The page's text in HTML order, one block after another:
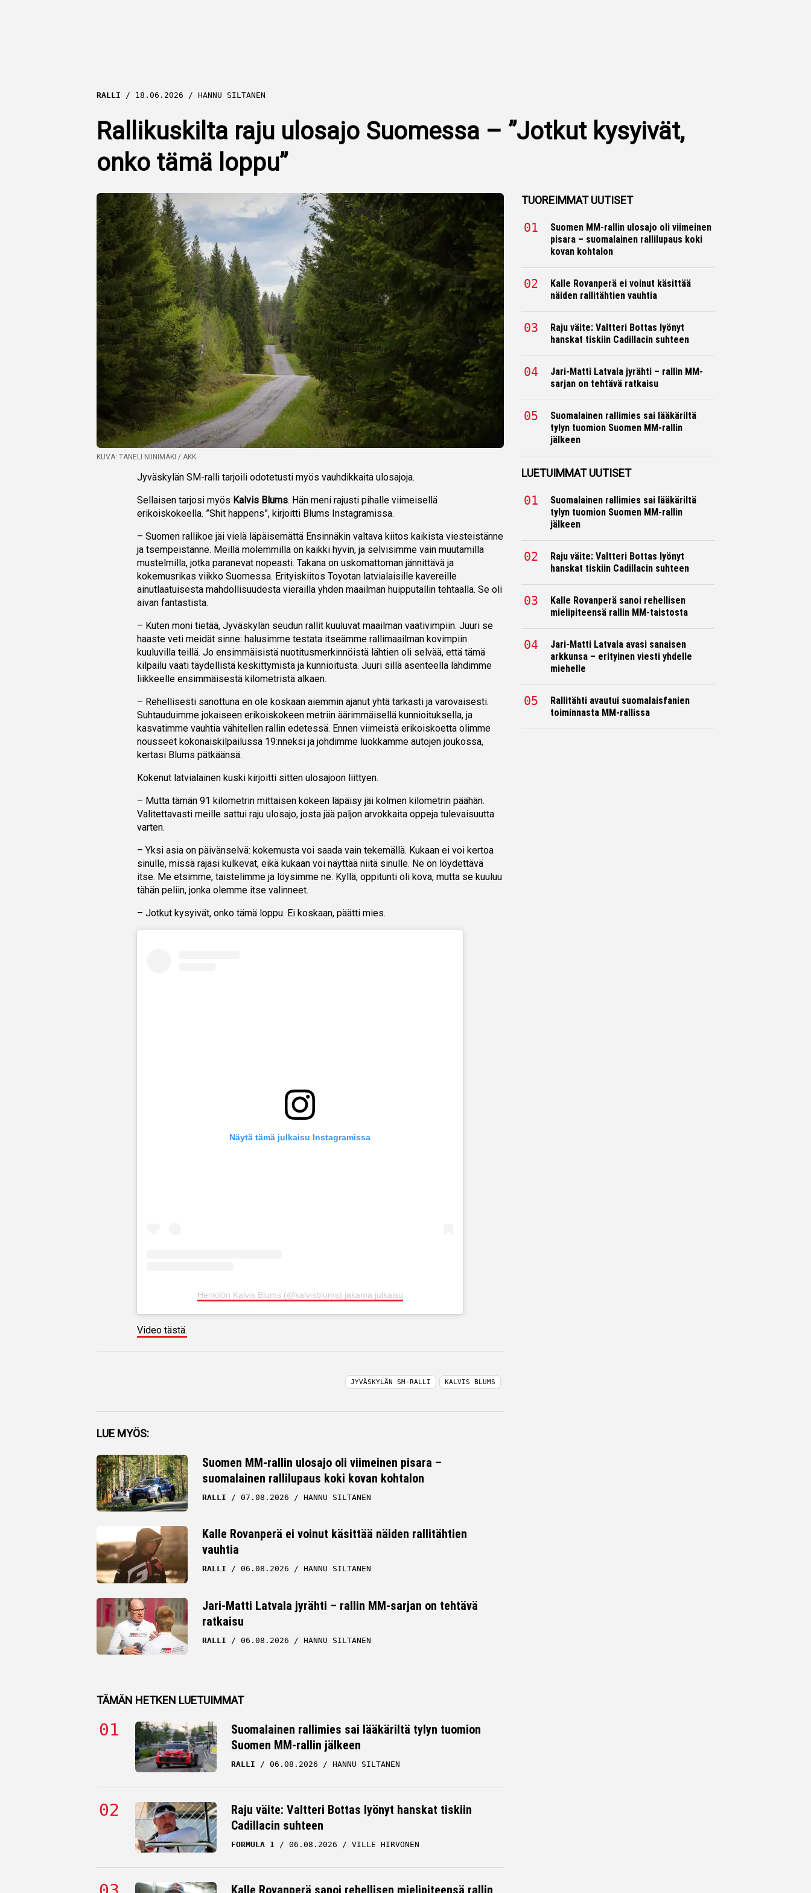
RALLI 18.06.2026 HANNU SILTANEN
Rallikuskilta raju ulosajo Suomessa – ”Jotkut kysyivät,
onko tämä loppu”
KUVA: TANELI NIINIMÄKI / AKK
Jyväskylän SM-ralli tarjoili odotetusti myös vauhdikkaita ulosajoja.
Sellaisen tarjosi myös Kalvis Blums. Hän meni rajusti pihalle viimeisellä
erikoiskokeella. ”Shit happens”, kirjoitti Blums Instagramissa.
– Suomen rallikoe jäi vielä läpäisemättä Ensinnäkin valtava kiitos kaikista viesteistänne
ja tsempeistänne. Meillä molemmilla on kaikki hyvin, ja selvisimme vain muutamilla
mustelmilla, jotka paranevat nopeasti. Takana on uskomattoman jännittävä ja
kokemusrikas viikko Suomessa. Erityiskiitos Toyotan latvialaisille kavereille
ainutlaatuisesta mahdollisuudesta vierailla yhden maailman huipputallin tehtaalla. Se oli
aivan fantastista.
– Kuten moni tietää, Jyväskylän seudun rallit kuuluvat maailman vaativimpiin. Juuri se
haaste veti meidät sinne: halusimme testata itseämme rallimaailman kovimpiin
kuuluvilla teillä. Jo ensimmäisistä nuotitusmerkinnöistä lähtien oli selvää, että tämä
kilpailu vaati täydellistä keskittymistä ja kunnioitusta. Juuri sillä asenteella lähdimme
liikkeelle ensimmäisestä kilometristä alkaen.
– Rehellisesti sanottuna en ole koskaan aiemmin ajanut yhtä tarkasti ja varovaisesti.
Suhtauduimme jokaiseen erikoiskokeen metriin äärimmäisellä kunnioituksella, ja
kasvatimme vauhtia vähitellen rallin edetessä. Ennen viimeistä erikoiskoetta olimme
nousseet kokonaiskilpailussa 19:nneksi ja johdimme luokkamme autojen joukossa,
kertasi Blums pätkäänsä.
Kokenut latvialainen kuski kirjoitti sitten ulosajoon liittyen.
– Mutta tämän 91 kilometrin mittaisen kokeen läpäisy jäi kolmen kilometrin päähän.
Valitettavasti meille sattui raju ulosajo, josta jää paljon arvokkaita oppeja tulevaisuutta
varten.
– Yksi asia on päivänselvä: kokemusta voi saada vain tekemällä. Kukaan ei voi kertoa
sinulle, missä rajasi kulkevat, eikä kukaan voi näyttää niitä sinulle. Ne on löydettävä
itse. Me etsimme, taistelimme ja löysimme ne. Kyllä, oppitunti oli kova, mutta se kuuluu
tähän peliin, jonka olemme itse valinneet.
– Jotkut kysyivät, onko tämä loppu. Ei koskaan, päätti mies.
Näytä tämä julkaisu Instagramissa
Henkilön Kalvis Blums (@kalvisblums) jakama julkaisu
Video tästä.
Facebook
Twitter
Whatsapp
JYVÄSKYLÄN SM-RALLI KALVIS BLUMS
LUE MYÖS:
Suomen MM-rallin ulosajo oli viimeinen pisara –
suomalainen rallilupaus koki kovan kohtalon
RALLI 07.08.2026 HANNU SILTANEN
Kalle Rovanperä ei voinut käsittää näiden rallitähtien
vauhtia
RALLI 06.08.2026 HANNU SILTANEN
Jari-Matti Latvala jyrähti – rallin MM-sarjan on tehtävä
ratkaisu
RALLI 06.08.2026 HANNU SILTANEN
TÄMÄN HETKEN LUETUIMMAT
Suomalainen rallimies sai lääkäriltä tylyn tuomion
Suomen MM-rallin jälkeen
RALLI 06.08.2026 HANNU SILTANEN
Raju väite: Valtteri Bottas lyönyt hanskat tiskiin
Cadillacin suhteen
FORMULA 1 06.08.2026 VILLE HIRVONEN
Kalle Rovanperä sanoi rehellisen mielipiteensä rallin
TUOREIMMAT UUTISET
Suomen MM-rallin ulosajo oli viimeinen
pisara – suomalainen rallilupaus koki
kovan kohtalon
Kalle Rovanperä ei voinut käsittää
näiden rallitähtien vauhtia
Raju väite: Valtteri Bottas lyönyt
hanskat tiskiin Cadillacin suhteen
Jari-Matti Latvala jyrähti – rallin MM-
sarjan on tehtävä ratkaisu
Suomalainen rallimies sai lääkäriltä
tylyn tuomion Suomen MM-rallin
jälkeen
LUETUIMMAT UUTISET
Suomalainen rallimies sai lääkäriltä
tylyn tuomion Suomen MM-rallin
jälkeen
Raju väite: Valtteri Bottas lyönyt
hanskat tiskiin Cadillacin suhteen
Kalle Rovanperä sanoi rehellisen
mielipiteensä rallin MM-taistosta
Jari-Matti Latvala avasi sanaisen
arkkunsa – erityinen viesti yhdelle
miehelle
Rallitähti avautui suomalaisfanien
toiminnasta MM-rallissa